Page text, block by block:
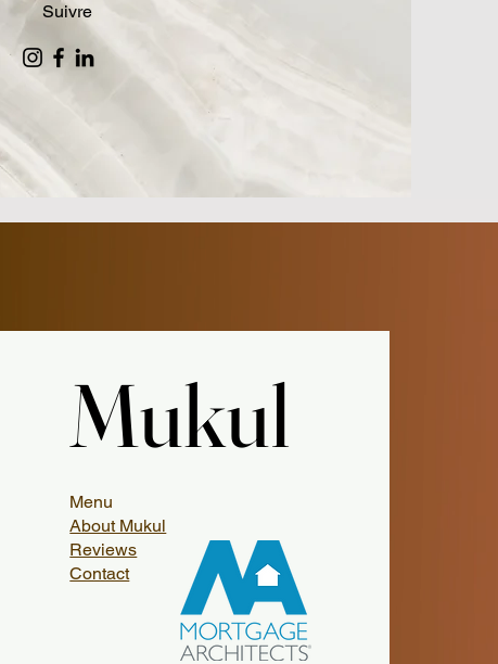
Suivre
Mukul
Mukul
Menu
About Mukul
Reviews
Contact